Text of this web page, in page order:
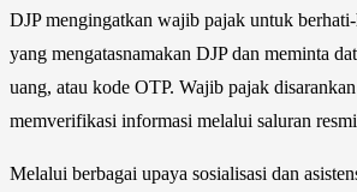
DJP mengingatkan wajib pajak untuk
yang mengatasnamakan DJP dan meminta
uang, atau kode OTP. Wajib pajak
memverifikasi informasi melalui saluran
Melalui berbagai upaya sosialisasi dan